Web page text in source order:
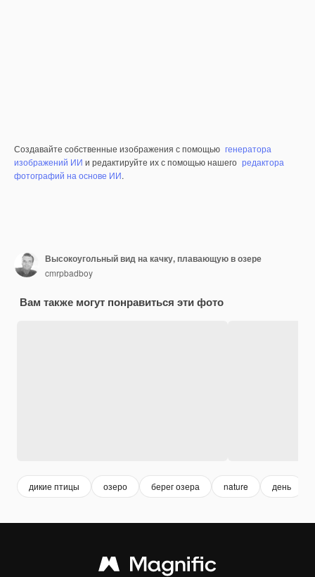
Создавайте собственные изображения с помощью генератора
изображений ИИ и редактируйте их с помощью нашего редактора
фотографий на основе ИИ.
Высокоугольный вид на качку, плавающую в озере
cmrpbadboy
Вам также могут понравиться эти фото
дикие птицы озеро берег озера nature день